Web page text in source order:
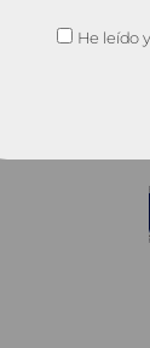
He leído